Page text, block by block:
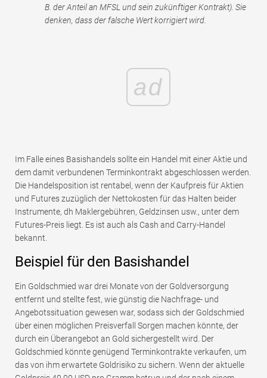
B. der Anteil an MFSL und sein zukünftiger Kontrakt). Sie
denken, dass der falsche Wert korrigiert wird.
ad
Im Falle eines Basishandels sollte ein Handel mit einer Aktie und
dem damit verbundenen Terminkontrakt abgeschlossen werden.
Die Handelsposition ist rentabel, wenn der Kaufpreis für Aktien
und Futures zuzüglich der Nettokosten für das Halten beider
Instrumente, dh Maklergebühren, Geldzinsen usw., unter dem
Futures-Preis liegt. Es ist auch als Cash and Carry-Handel
bekannt.
Beispiel für den Basishandel
Ein Goldschmied war drei Monate von der Goldversorgung
entfernt und stellte fest, wie günstig die Nachfrage- und
Angebotssituation gewesen war, sodass sich der Goldschmied
über einen möglichen Preisverfall Sorgen machen könnte, der
durch ein Überangebot an Gold sichergestellt wird. Der
Goldschmied könnte genügend Terminkontrakte verkaufen, um
das von ihm erwartete Goldrisiko zu sichern. Wenn der aktuelle